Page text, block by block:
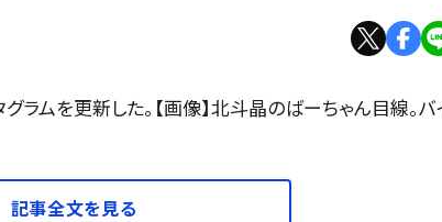
ラムを更新した。【画像】北斗晶のばーちゃん目線。バ
記事全文を見る